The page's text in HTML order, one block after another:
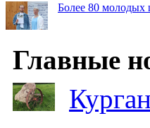
Более 80 молодых
Главные